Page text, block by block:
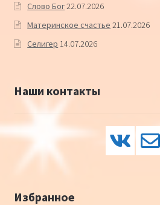
Слово Бог22.07.2026
Материнское счастье 21.07.2026
Селигер 14.07.2026
Наши контакты
Избранное